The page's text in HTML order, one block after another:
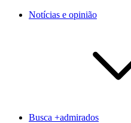
Notícias e opinião
Busca +admirados